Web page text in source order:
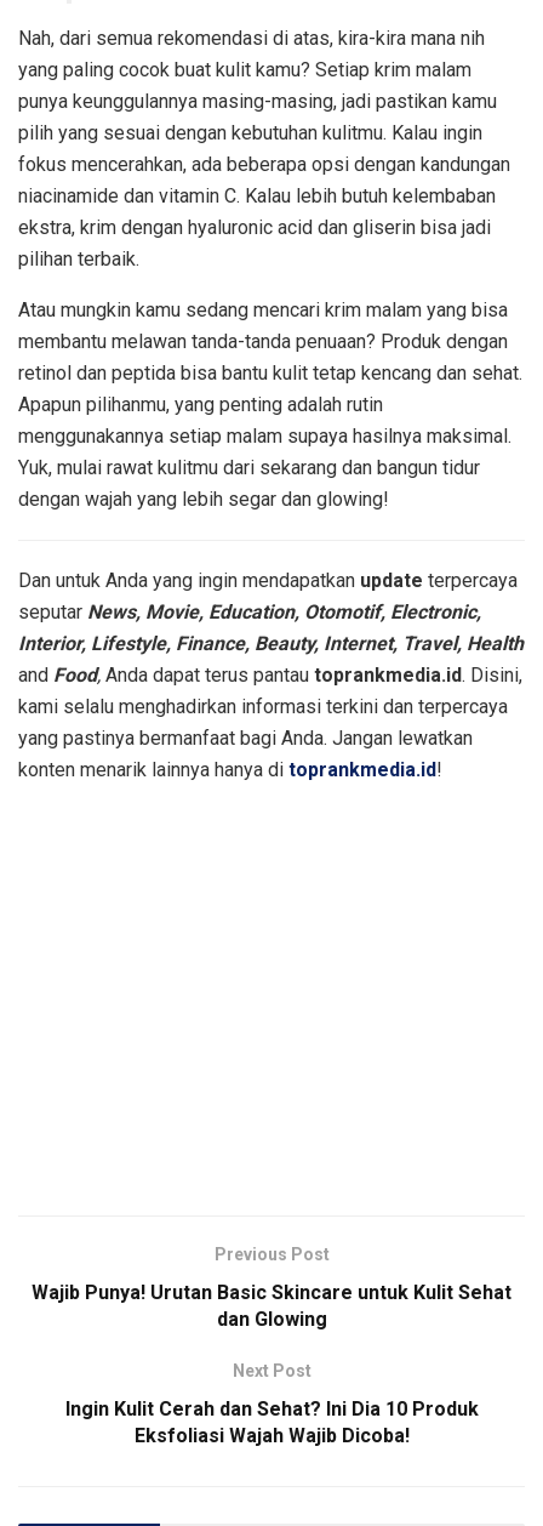
Nah, dari semua rekomendasi di atas, kira-kira mana nih
yang paling cocok buat kulit kamu? Setiap krim malam
punya keunggulannya masing-masing, jadi pastikan kamu
pilih yang sesuai dengan kebutuhan kulitmu. Kalau ingin
fokus mencerahkan, ada beberapa opsi dengan kandungan
niacinamide dan vitamin C. Kalau lebih butuh kelembaban
ekstra, krim dengan hyaluronic acid dan gliserin bisa jadi
pilihan terbaik.
Atau mungkin kamu sedang mencari krim malam yang bisa
membantu melawan tanda-tanda penuaan? Produk dengan
retinol dan peptida bisa bantu kulit tetap kencang dan sehat.
Apapun pilihanmu, yang penting adalah rutin
menggunakannya setiap malam supaya hasilnya maksimal.
Yuk, mulai rawat kulitmu dari sekarang dan bangun tidur
dengan wajah yang lebih segar dan glowing!
Dan untuk Anda yang ingin mendapatkan update terpercaya
seputar News, Movie, Education, Otomotif, Electronic,
Interior, Lifestyle, Finance, Beauty, Internet, Travel, Health
and Food, Anda dapat terus pantau toprankmedia.id. Disini,
kami selalu menghadirkan informasi terkini dan terpercaya
yang pastinya bermanfaat bagi Anda. Jangan lewatkan
konten menarik lainnya hanya di toprankmedia.id!
Previous Post
Wajib Punya! Urutan Basic Skincare untuk Kulit Sehat
dan Glowing
Next Post
Ingin Kulit Cerah dan Sehat? Ini Dia 10 Produk
Eksfoliasi Wajah Wajib Dicoba!